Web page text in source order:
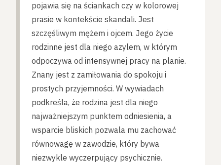
pojawia się na ściankach czy w kolorowej
prasie w kontekście skandali. Jest
szczęśliwym mężem i ojcem. Jego życie
rodzinne jest dla niego azylem, w którym
odpoczywa od intensywnej pracy na planie.
Znany jest z zamiłowania do spokoju i
prostych przyjemności. W wywiadach
podkreśla, że rodzina jest dla niego
najważniejszym punktem odniesienia, a
wsparcie bliskich pozwala mu zachować
równowagę w zawodzie, który bywa
niezwykle wyczerpujący psychicznie.